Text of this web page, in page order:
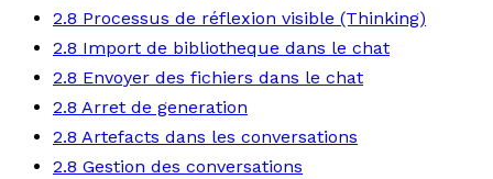
2.8 Processus de réflexion visible (Thinking)
2.8 Import de bibliotheque dans le chat
2.8 Envoyer des fichiers dans le chat
2.8 Arret de generation
2.8 Artefacts dans les conversations
2.8 Gestion des conversations